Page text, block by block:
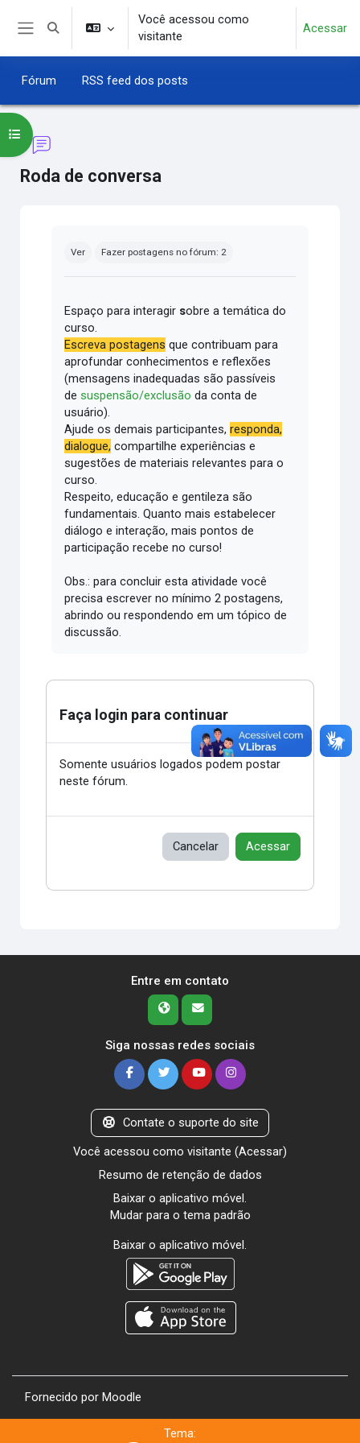
Ir para o conteúdo principal
Alternar entrada de pesquisa
Você acessou como
visitante
Acessar
Fórum RSS feed dos posts
Roda de conversa
Abrir índice do curso
Ver Fazer postagens no fórum: 2
Espaço para interagir sobre a temática do
curso.
Escreva postagens que contribuam para
aprofundar conhecimentos e reflexões
(mensagens inadequadas são passíveis
desuspensão/exclusão da conta de
usuário).
Ajude os demais participantes,responda,
dialogue, compartilhe experiências e
sugestões de materiais relevantes para o
curso.
Respeito, educação e gentileza são
fundamentais.Quanto mais estabelecer
diálogo e interação, mais pontos de
participação recebe no curso!
Obs.: para concluir esta atividade você
precisa escrever no mínimo 2 postagens,
abrindo ou respondendo em um tópico de
discussão.
Faça login para continuar
Somente usuários logados podem postar
neste fórum.
Cancelar Acessar
Entre em contato
Siga nossas redes sociais
Contate o suporte do site
Você acessou como visitante (Acessar)
Resumo de retenção de dados
Baixar o aplicativo móvel.
Mudar para o tema padrão
Baixar o aplicativo móvel.
Fornecido por Moodle
Tema: